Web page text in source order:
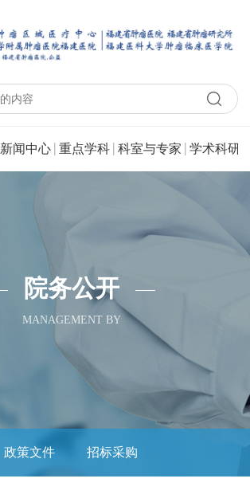
新闻中心 | 重点学科 | 科室与专家 | 学术科研
院务公开
MANAGEMENT BY
政策文件 招标采购